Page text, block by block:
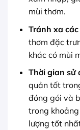
mùi thơm.
Tránh xa
thơm đặc
khác có mùi
Thời gian sử
quản tốt
đóng gói và
trong
lượng tốt